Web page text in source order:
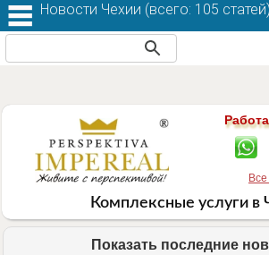
Комплексные услуги в
Показать последние
Новости Чехии (всего: 105 статей)